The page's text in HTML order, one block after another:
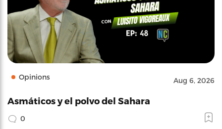
Opinions Aug 6, 2026
Asmáticos y el polvo del Sahara
0